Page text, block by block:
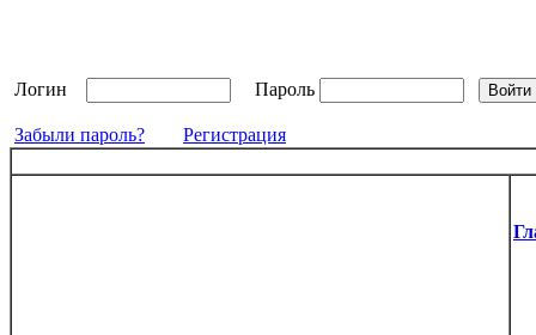
Логин Пароль
Забыли пароль? Регистрация